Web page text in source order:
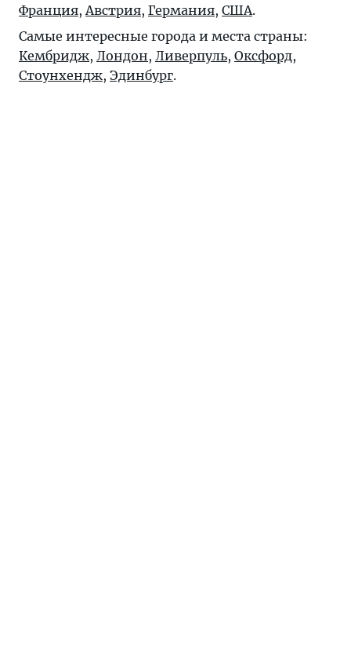
Франция,Австрия, Германия, США.
Самые интересные города и места страны:
Кембридж, Лондон, Ливерпуль, Оксфорд,
Стоунхендж, Эдинбург.